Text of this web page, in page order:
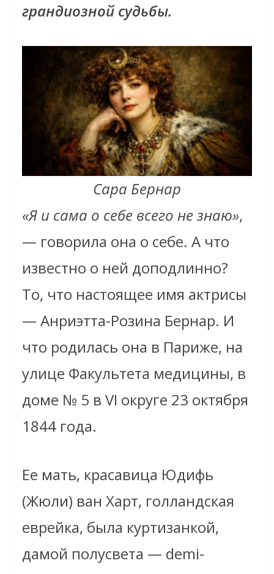
грандиозной судьбы.
Сара Бернар
«Я и сама о себе всего не знаю»,
— говорила она о себе. А что
известно о ней доподлинно?
То, что настоящее имя актрисы
— Анриэтта-Розина Бернар. И
что родилась она в Париже, на
улице Факультета медицины, в
доме № 5 в VI округе 23 октября
1844 года.
Ее мать, красавица Юдифь
(Жюли) ван Харт, голландская
еврейка, была куртизанкой,
дамой полусвета — demi-